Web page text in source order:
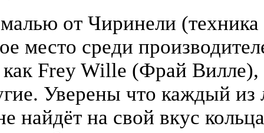
от Чиринели (техника
место среди
Frey Wille (Фрай
Уверены что каждый
найдёт на свой вкус